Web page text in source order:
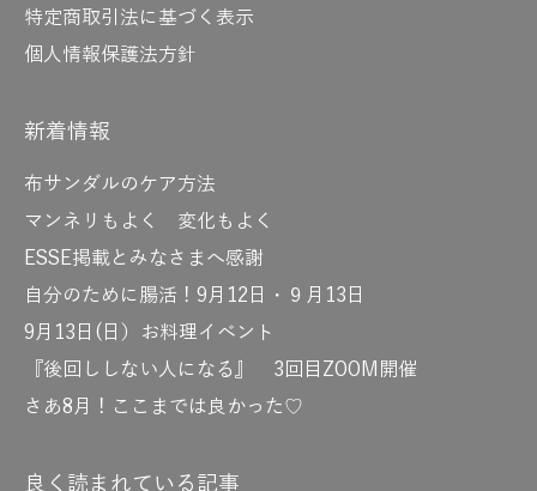
特定商取引法に基づく表示
個人情報保護法方針
新着情報
布サンダルのケア方法
マンネリもよく 変化もよく
ESSE掲載とみなさまへ感謝
自分のために腸活！9月12日・９月13日
9月13日(日）お料理イベント
『後回ししない人になる』 3回目ZOOM開催
さあ8月！ここまでは良かった♡
良く読まれている記事